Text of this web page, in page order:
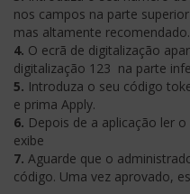
nos campos na parte
mas altamente
4. O ecrã de digitalização
digitalização 123 na parte
5. Introduza o seu código
e prima Apply.
6. Depois de a aplicação ler
exibe
7. Aguarde que o
código. Uma vez aprovado,